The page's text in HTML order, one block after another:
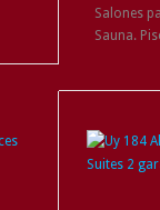
Salones
Sauna.